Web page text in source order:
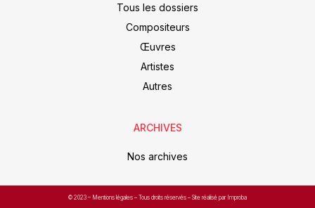
Tous les dossiers
Compositeurs
Œuvres
Artistes
Autres
ARCHIVES
Nos archives
© 2023 – Mentions légales – Tous droits réservés – Site réalisé par Improba